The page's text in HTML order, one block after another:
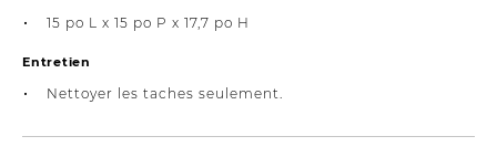
15 po L x 15 po P x 17,7 po H
Entretien
Nettoyer les taches seulement.